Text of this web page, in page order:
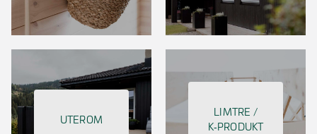
UTEROM
LIMTRE /
K‑PRODUKT